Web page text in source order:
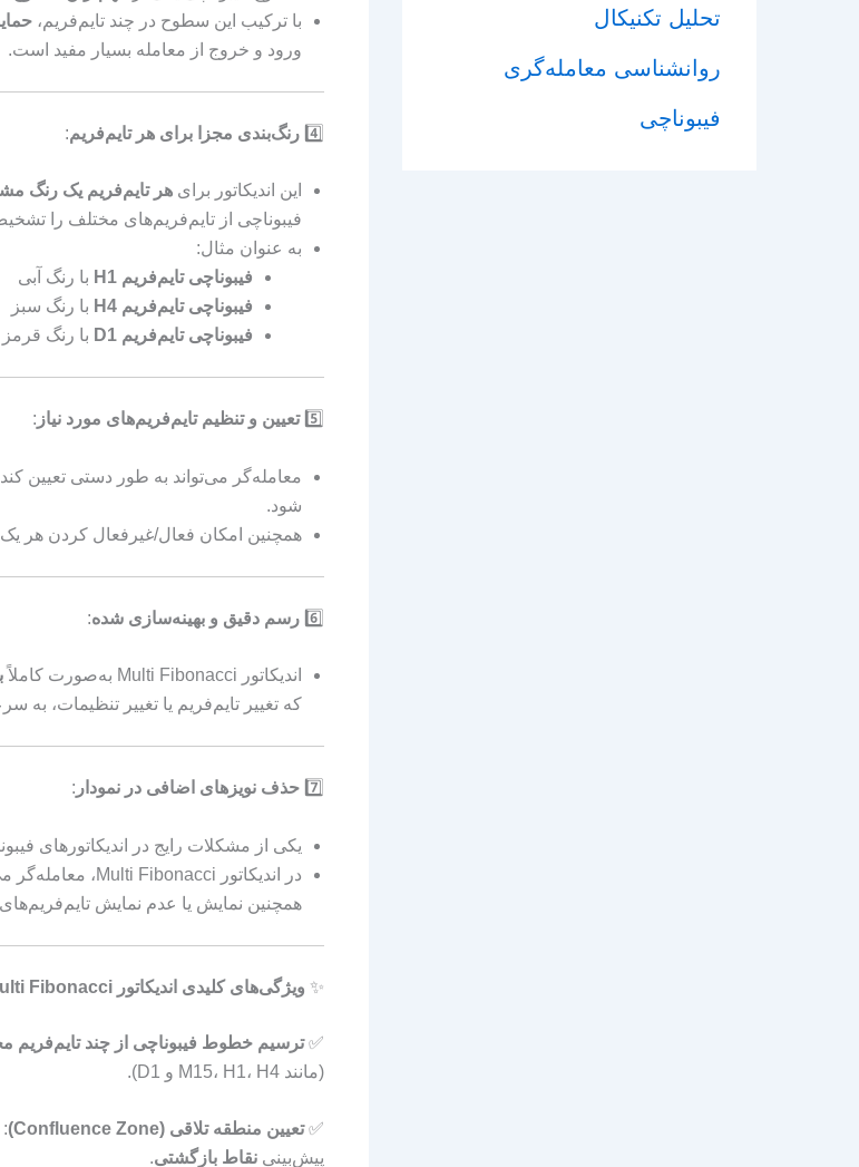
تحلیل تکنیکال
روانشناسی معامله‌گری
فیبوناچی
با ترکیب این سطوح در چند تایم‌فریم،
ورود و خروج از معامله بسیار مفید است.
4️⃣ رنگ‌بندی مجزا برای هر تایم‌فریم:
این اندیکاتور برای هر تایم‌فریم یک رنگ
فیبوناچی از تایم‌فریم‌های مختلف را
به عنوان مثال:
فیبوناچی تایم‌فریم H1
با رنگ آبی
فیبوناچی تایم‌فریم H4
با رنگ سبز
فیبوناچی تایم‌فریم D1
با رنگ قرمز
5️⃣ تعیین و تنظیم تایم‌فریم‌های مورد نیاز :
شود.
همچنین امکان فعال/غیرفعال کردن هر یک
6️⃣ رسم دقیق و بهینه‌سازی شده:
اندیکاتور Multi Fibonacci به‌صورت کاملاً
که تغییر تایم‌فریم یا تغییر تنظیمات،
7️⃣ حذف نویزهای اضافی در نمودار :
یکی از مشکلات رایج در اندیکاتورهای
همچنین نمایش یا عدم نمایش
✨ ویژگی‌های کلیدی اندیکاتور Multi Fibonacci
✅ترسیم خطوط فیبوناچی از چند تایم‌فریم
(مانند M15، H1، H4 و D1).
✅تعیین منطقه تلاقی (Confluence Zone)
پیش‌بینی نقاط بازگشتی.